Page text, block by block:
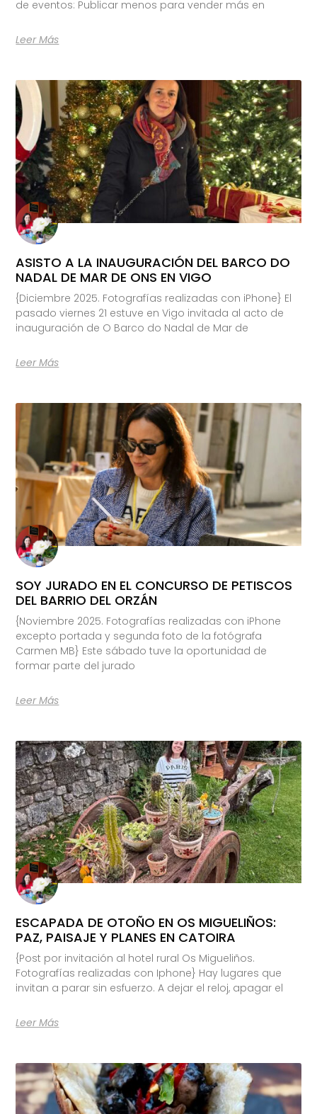
de eventos: Publicar menos para vender más en
Leer Más
ASISTO A LA INAUGURACIÓN DEL BARCO DO
NADAL DE MAR DE ONS EN VIGO
{Diciembre 2025. Fotografías realizadas con iPhone} El
pasado viernes 21 estuve en Vigo invitada al acto de
inauguración de O Barco do Nadal de Mar de
Leer Más
SOY JURADO EN EL CONCURSO DE PETISCOS
DEL BARRIO DEL ORZÁN
{Noviembre 2025. Fotografías realizadas con iPhone
excepto portada y segunda foto de la fotógrafa
Carmen MB} Este sábado tuve la oportunidad de
formar parte del jurado
Leer Más
ESCAPADA DE OTOÑO EN OS MIGUELIÑOS:
PAZ, PAISAJE Y PLANES EN CATOIRA
{Post por invitación al hotel rural Os Migueliños.
Fotografías realizadas con Iphone} Hay lugares que
invitan a parar sin esfuerzo. A dejar el reloj, apagar el
Leer Más